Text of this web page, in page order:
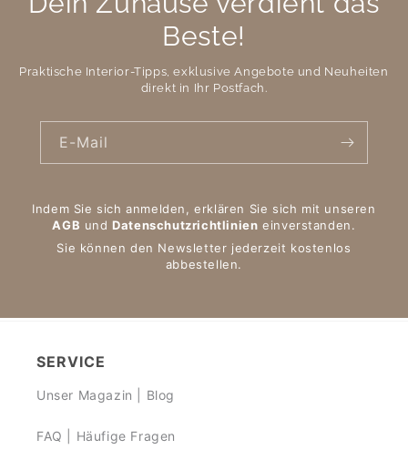
Beste!
Praktische Interior-Tipps, exklusive Angebote und Neuheiten
direkt in Ihr Postfach.
E-Mail
Indem Sie sich anmelden, erklären Sie sich mit unseren
AGB undDatenschutzrichtlinien einverstanden.
Sie können den Newsletter jederzeit kostenlos
abbestellen.
SERVICE
Unser Magazin | Blog
FAQ | Häufige Fragen